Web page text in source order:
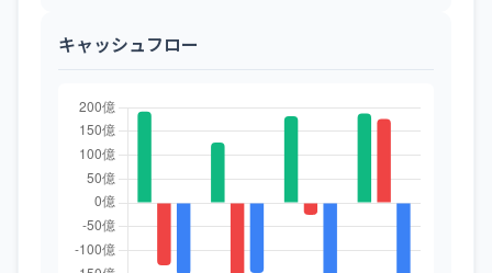
キャッシュフロー